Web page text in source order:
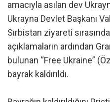
amacıyla asılan dev
Ukrayna Devlet Başkanı
Sırbistan ziyareti
açıklamaların ardından
bulunan “Free Ukraine”
bayrak kaldırıldı.